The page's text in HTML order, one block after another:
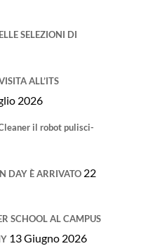
SELEZIONI DI
ALL’ITS
2026
il robot pulisci-
DAY È ARRIVATO 22
SCHOOL AL CAMPUS
13 Giugno 2026